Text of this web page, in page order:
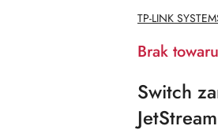
NAZWA
PRODUCENTA:
TP-LINK
Brak towaru
Switch